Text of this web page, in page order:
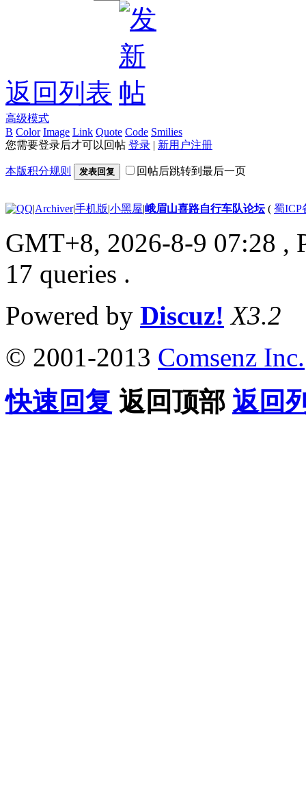
返回列表
高级模式
B Color Image Link Quote Code Smilies
您需要登录后才可以回帖 登录 | 新用户注册
本版积分规则 发表回复 回帖后跳转到最后一页
|Archiver|手机版|小黑屋|峨眉山喜路自行车队论坛( 蜀ICP
GMT+8, 2026-8-9 07:28 ,
17 queries .
Powered by Discuz! X3.2
© 2001-2013 Comsenz Inc.
快速回复 返回顶部 返回